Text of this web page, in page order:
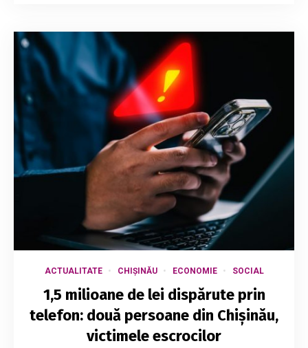
ACTUALITATE CHIȘINĂU ECONOMIE SOCIAL
1,5 milioane de lei dispărute prin
telefon: două persoane din Chișinău,
victimele escrocilor